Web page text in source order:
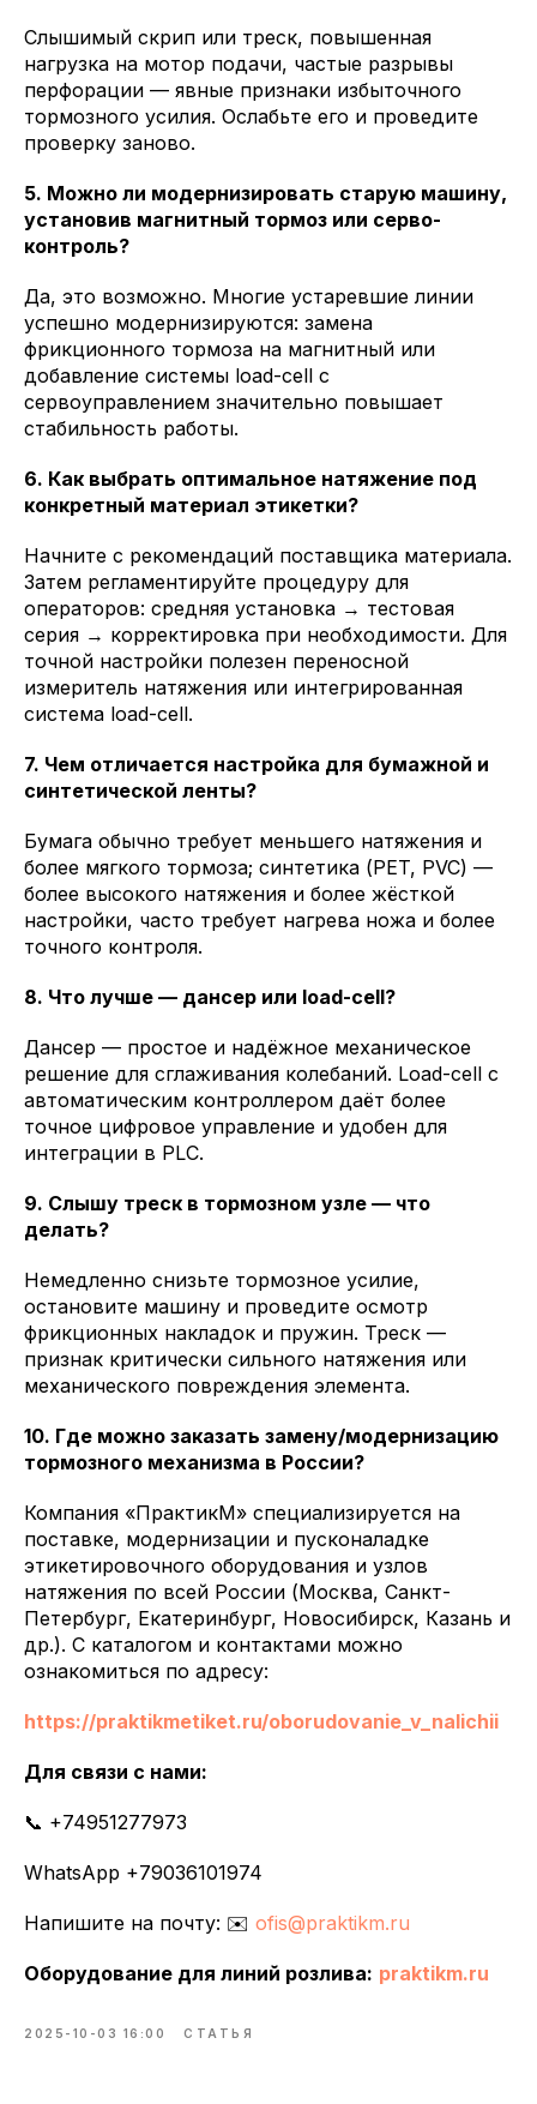
Слышимый скрип или треск, повышенная
нагрузка на мотор подачи, частые разрывы
перфорации — явные признаки избыточного
тормозного усилия. Ослабьте его и проведите
проверку заново.
5. Можно ли модернизировать старую машину,
установив магнитный тормоз или серво-
контроль?
Да, это возможно. Многие устаревшие линии
успешно модернизируются: замена
фрикционного тормоза на магнитный или
добавление системы load-cell с
сервоуправлением значительно повышает
стабильность работы.
6. Как выбрать оптимальное натяжение под
конкретный материал этикетки?
Начните с рекомендаций поставщика материала.
Затем регламентируйте процедуру для
операторов: средняя установка → тестовая
серия → корректировка при необходимости. Для
точной настройки полезен переносной
измеритель натяжения или интегрированная
система load-cell.
7. Чем отличается настройка для бумажной и
синтетической ленты?
Бумага обычно требует меньшего натяжения и
более мягкого тормоза; синтетика (PET, PVC) —
более высокого натяжения и более жёсткой
настройки, часто требует нагрева ножа и более
точного контроля.
8. Что лучше — дансер или load-cell?
Дансер — простое и надёжное механическое
решение для сглаживания колебаний. Load-cell с
автоматическим контроллером даёт более
точное цифровое управление и удобен для
интеграции в PLC.
9. Слышу треск в тормозном узле — что
делать?
Немедленно снизьте тормозное усилие,
остановите машину и проведите осмотр
фрикционных накладок и пружин. Треск —
признак критически сильного натяжения или
механического повреждения элемента.
10. Где можно заказать замену/модернизацию
тормозного механизма в России?
Компания «ПрактикМ» специализируется на
поставке, модернизации и пусконаладке
этикетировочного оборудования и узлов
натяжения по всей России (Москва, Санкт-
Петербург, Екатеринбург, Новосибирск, Казань и
др.). С каталогом и контактами можно
ознакомиться по адресу:
https://praktikmetiket.ru/oborudovanie_v_nalichii
Для связи с нами:
📞 +74951277973
WhatsApp +79036101974
Напишите на почту: ✉️ ofis@praktikm.ru
Оборудование для линий розлива: praktikm.ru
2025-10-03 16:00 СТАТЬЯ